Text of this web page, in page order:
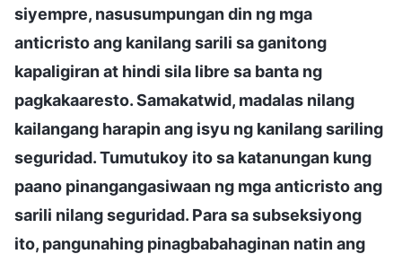
siyempre, nasusumpungan din ng mga
anticristo ang kanilang sarili sa ganitong
kapaligiran at hindi sila libre sa banta ng
pagkakaaresto. Samakatwid, madalas nilang
kailangang harapin ang isyu ng kanilang sariling
seguridad. Tumutukoy ito sa katanungan kung
paano pinangangasiwaan ng mga anticristo ang
sarili nilang seguridad. Para sa subseksiyong
ito, pangunahing pinagbabahaginan natin ang